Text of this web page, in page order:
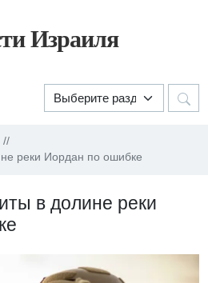
Израиля
реки Иордан по ошибке
в долине реки